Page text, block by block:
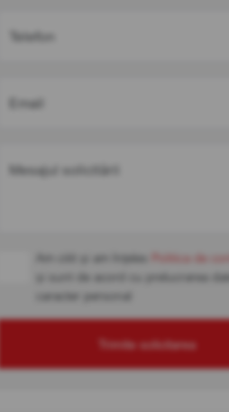
Telefon
Email
Mesajul solicitării
Am citit și am înțeles
Politica de
și sunt de acord cu prelucrarea
caracter personal
Trimite solicitarea